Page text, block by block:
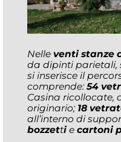
Nelle venti stanze
da dipinti parietali,
si inserisce il
comprende: 54
Casina ricollocate,
originario; 18
all’interno di
bozzetti e cartoni